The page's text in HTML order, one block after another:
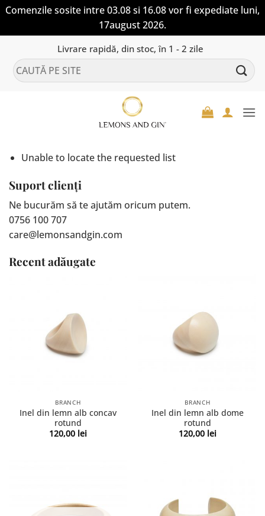
Comenzile sosite intre 03.08 si 16.08 vor fi expediate luni,
17august 2026.
content
Livrare rapidă, din stoc, în 1 - 2 zile
Caută
după:
Unable to locate the requested list
Suport clienți
Ne bucurăm să te ajutăm oricum putem.
0756 100 707
care@lemonsandgin.com
Recent adăugate
BRANCH
Inel din lemn alb concav
rotund
120,00 lei
BRANCH
Inel din lemn alb dome
rotund
120,00 lei